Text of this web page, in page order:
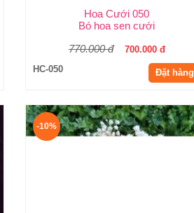
Hoa Cưới 050
Bó hoa sen cưới
770.000 đ
700.000 đ
HC-050
Đặt hàng
-10%